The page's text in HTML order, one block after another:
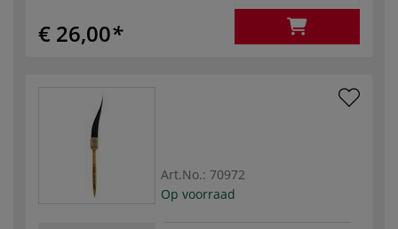
€ 26,00
Art.No.: 70972
Op voorraad